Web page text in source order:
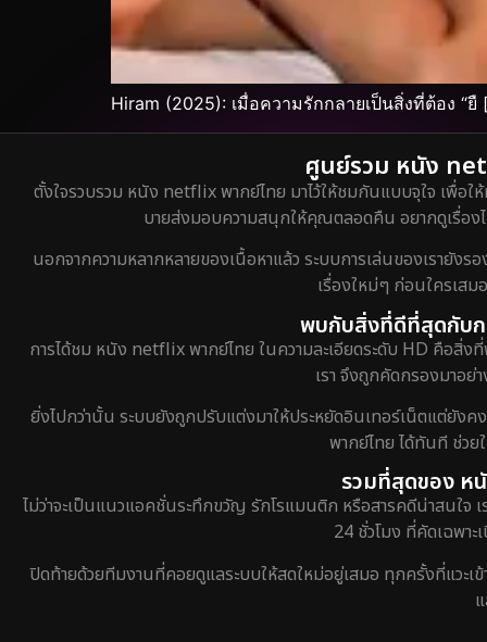
Hiram (2025): เมื่อความรักกลายเป็นสิ่งที่ต้อง “
ศูนย์รวม หนัง
ตั้งใจรวบรวม หนัง netflix พากย์ไทย มาไว้ให้ชมกันแบบจุใจ เพื่อใ
บายส่งมอบความสนุกให้คุณตลอดคืน อยากดูเรื่อ
นอกจากความหลากหลายของเนื้อหาแล้ว ระบบการเล่นของเรา
เรื่องใหม่ๆ ก่อนใครเส
พบกับสิ่งที่ดีที่สุดกับก
การได้ชม หนัง netflix พากย์ไทย ในความละเอียดระดับ HD คือสิ่ง
เรา จึงถูกคัดกรองมาอ
ยิ่งไปกว่านั้น ระบบยังถูกปรับแต่งมาให้ประหยัดอินเทอร์เน็ตแต่ยังค
พากย์ไทย ได้ทันที ช่ว
รวมที่สุดของ ห
ไม่ว่าจะเป็นแนวแอคชั่นระทึกขวัญ รักโรแมนติก หรือสารคดีน่าสนใจ
24 ชั่วโมง ที่คัดเฉพา
ปิดท้ายด้วยทีมงานที่คอยดูแลระบบให้สดใหม่อยู่เสมอ ทุกครั้งที่แวะ